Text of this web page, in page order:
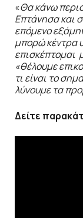
«Θα κάνω
Επτάνησα και
επόμενο
μπορώ κέντρα
επισκέπτομαι
«θέλουμε
τι είναι το
λύνουμε τα
Δείτε